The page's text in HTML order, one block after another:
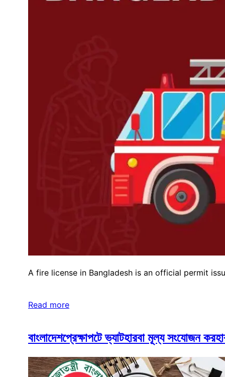
A fire license in Bangladesh is an official permit
Read more
বাংলাদেশপ্রেক্ষাপটে ভ্যাটহারবা মূল্য সংযোজন